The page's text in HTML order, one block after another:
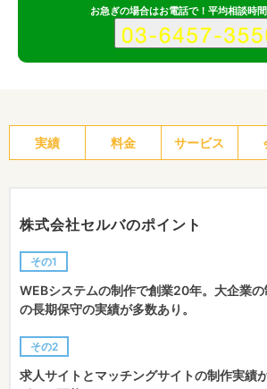
お急ぎの場合はお電話で！平均相談時間
実績 料金 サービス
株式会社セルバのポイント
その1
WEBシステムの制作で創業20年。大企業
の長期保守の実績が多数あり。
その2
求人サイトとマッチングサイトの制作実績